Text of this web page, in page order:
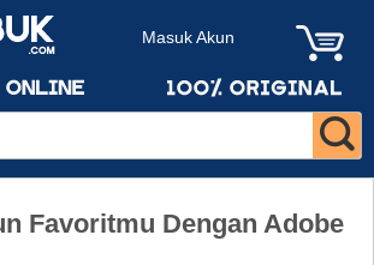
Masuk Akun
Favoritmu Dengan Adobe